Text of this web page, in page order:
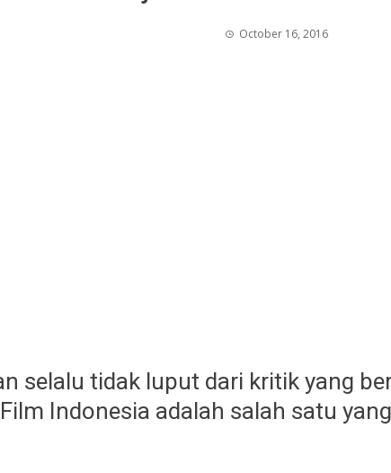
October 16, 2016
selalu tidak luput dari kritik yang
Indonesia adalah salah satu